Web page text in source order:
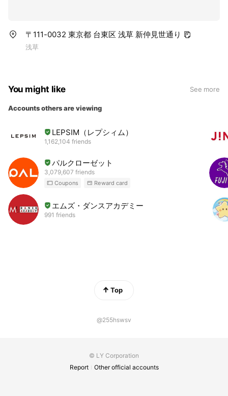
〒111-0032 東京都 台東区 浅草 新仲見世通り
浅草
You might like See more
Accounts others are viewing
LEPSIM（レプシィム）
1,162,104 friends
パルクローゼット
3,079,607 friends
Coupons Reward card
エムズ・ダンスアカデミー
991 friends
Top
@255hswsv
© LY Corporation
Report
Other official accounts